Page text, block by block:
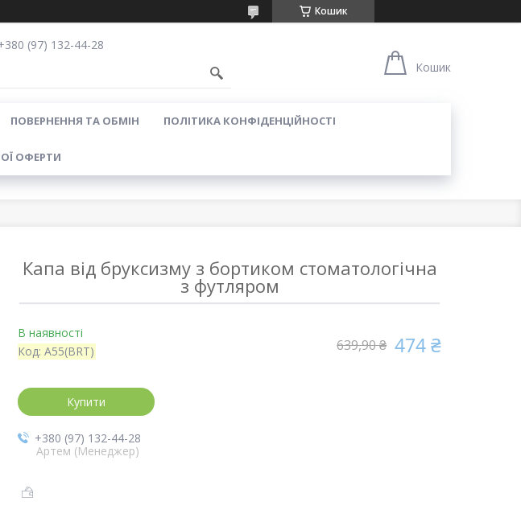
Кошик
(97) 132-44-28
Кошик
ПОВЕРНЕННЯ ТА ОБМІН ПОЛІТИКА КОНФІДЕНЦІЙНОСТІ
ОФЕРТИ
Капа від бруксизму з бортиком стоматологічна
з футляром
В наявності
Код: А55(BRT) 639,90 ₴ 474 ₴
Купити
+380 (97) 132-44-28
Артем (Менеджер)